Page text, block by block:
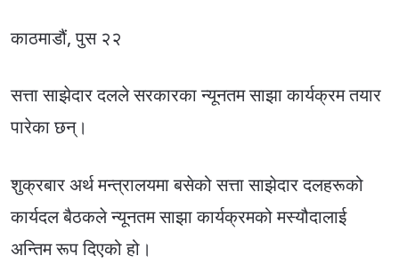
काठमाडौं, पुस २२
सत्ता साझेदार दलले सरकारका न्यूनतम साझा कार्यक्रम तयार
पारेका छन्।
शुक्रबार अर्थ मन्त्रालयमा बसेको सत्ता साझेदार दलहरूको
कार्यदल बैठकले न्यूनतम साझा कार्यक्रमको मस्यौदालाई
अन्तिम रूप दिएको हो।